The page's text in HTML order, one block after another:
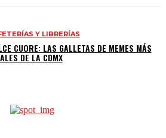
Y LIBRERÍAS
CUORE: LAS GALLETAS DE MEMES MÁS
DE LA CDMX